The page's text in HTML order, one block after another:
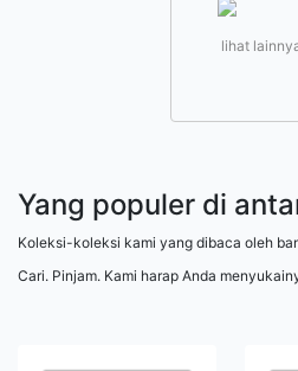
lihat
Yang populer di
Koleksi-koleksi kami yang dibaca oleh
Cari. Pinjam. Kami harap Anda